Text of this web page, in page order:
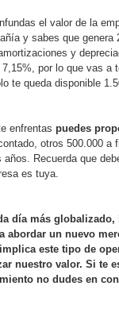
el valor de la
y sabes que
y
por lo que vas a
te queda disponible
enfrentas puedes
otros 500.000
Recuerda que
es tuya.
día más
abordar un nuevo
este tipo de
nuestro valor. Si te
no dudes en